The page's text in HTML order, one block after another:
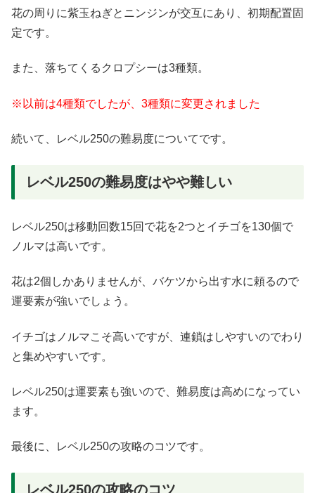
花の周りに紫玉ねぎとニンジンが交互にあり、初期配置固
定です。
また、落ちてくるクロプシーは3種類。
※以前は4種類でしたが、3種類に変更されました
続いて、レベル250の難易度についてです。
レベル250の難易度はやや難しい
レベル250は移動回数15回で花を2つとイチゴを130個で
ノルマは高いです。
花は2個しかありませんが、バケツから出す水に頼るので
運要素が強いでしょう。
イチゴはノルマこそ高いですが、連鎖はしやすいのでわり
と集めやすいです。
レベル250は運要素も強いので、難易度は高めになってい
ます。
最後に、レベル250の攻略のコツです。
レベル250の攻略のコツ